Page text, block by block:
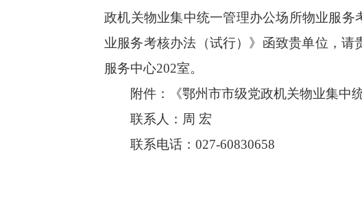
政机关物业集中统一管理办公场所物业服
业服务考核办法（试行）》函致贵单位，
服务中心202室。
附件：《鄂州市市级党政机关物业集中统
联系人：周 宏
联系电话：027-60830658